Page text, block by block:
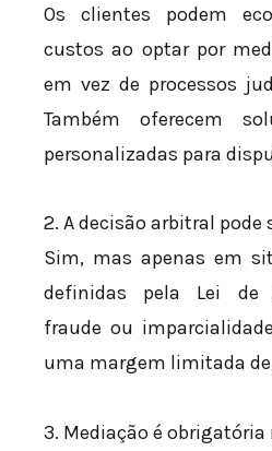
Os clientes podem
custos ao optar por
em vez de processos
Também oferecem
personalizadas para
2. A decisão arbitral pode
Sim, mas apenas em
definidas pela Lei de
fraude ou
uma margem limitada de
3. Mediação é obrigatória